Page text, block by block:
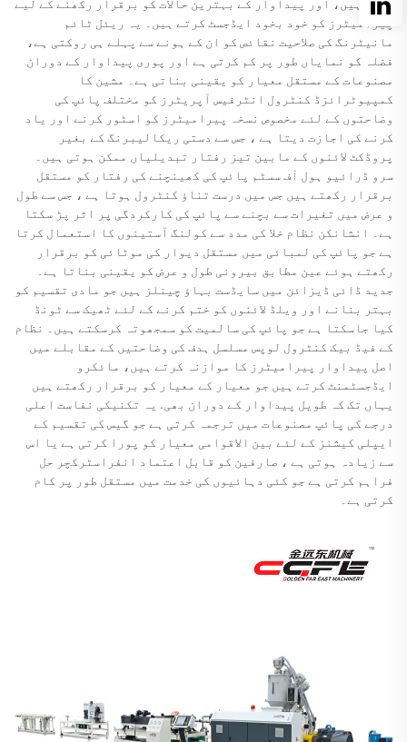
کرتے ہیں، اور پیداوار کے بہترین حالات کو برقرار رکھنے کے لیے
پیرامیٹرز کو خود بخود ایڈجسٹ کرتے ہیں۔ یہ ریئل ٹائم
مانیٹرنگ کی صلاحیت نقائص کو ان کے ہونے سے پہلے ہی روکتی ہے،
فضلہ کو نمایاں طور پر کم کرتی ہے اور پوری پیداوار کے دوران
مصنوعات کے مستقل معیار کو یقینی بناتی ہے۔ مشین کا
کمپیوٹرائزڈ کنٹرول انٹرفیس آپریٹرز کو مختلف پائپ کی
وضاحتوں کے لئے مخصوص نسخہ پیرامیٹرز کو اسٹور کرنے اور یاد
کرنے کی اجازت دیتا ہے ، جس سے دستی ریکالیبرنگ کے بغیر
پروڈکٹ لائنوں کے مابین تیز رفتار تبدیلیاں ممکن ہوتی ہیں۔
سرو ڈرائیو ہول آف سسٹم پائپ کی کھینچنے کی رفتار کو مستقل
برقرار رکھتے ہیں جس میں درست تناؤ کنٹرول ہوتا ہے ، جس سے طول
و عرض میں تغیرات سے بچنے سے پائپ کی کارکردگی پر اثر پڑ سکتا
ہے۔ انشانکن نظام خلا کی مدد سے کولنگ آستینوں کا استعمال کرتا
ہے جو پائپ کی لمبائی میں مستقل دیوار کی موٹائی کو برقرار
رکھتے ہوئے عین مطابق بیرونی طول و عرض کو یقینی بناتا ہے۔
جدید ڈائی ڈیزائن میں سایڈست بہاؤ چینلز ہیں جو مادی تقسیم کو
بہتر بنانے اور ویلڈ لائنوں کو ختم کرنے کے لئے ٹھیک سے ٹونڈ
کیا جاسکتا ہے جو پائپ کی سالمیت کو سمجھوتہ کرسکتے ہیں۔ نظام
کے فیڈ بیک کنٹرول لوپس مسلسل ہدف کی وضاحتیں کے مقابلے میں
اصل پیداوار پیرامیٹرز کا موازنہ کرتے ہیں، مائکرو
ایڈجسٹمنٹ کرتے ہیں جو معیار کے معیار کو برقرار رکھتے ہیں
یہاں تک کہ طویل پیداوار کے دوران بھی. یہ تکنیکی نفاست اعلی
درجے کی پائپ مصنوعات میں ترجمہ کرتی ہے جو گیس کی تقسیم کے
ایپلی کیشنز کے لئے بین الاقوامی معیار کو پورا کرتی ہے یا اس
سے زیادہ ہوتی ہے ، صارفین کو قابل اعتماد انفراسٹرکچر حل
فراہم کرتی ہے جو کئی دہائیوں کی خدمت میں مستقل طور پر کام
کرتی ہے۔